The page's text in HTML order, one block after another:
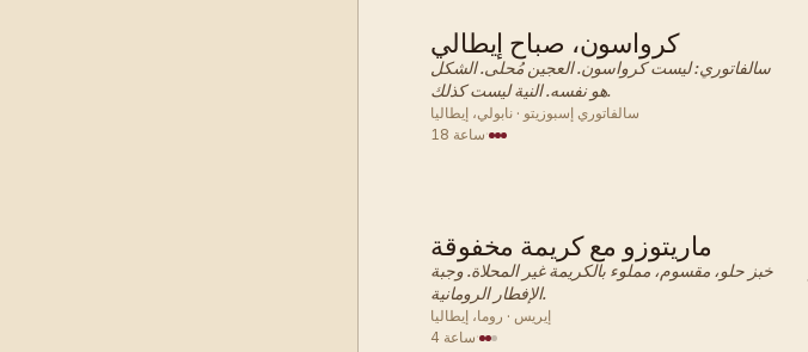
إيطالي · وجبة الإفطار
كرواسون، صباح إيطالي
سالفاتوري: ليست كرواسون. العجين مُحلى. الشكل
هو نفسه. النية ليست كذلك.
سالفاتوري إسبوزيتو · نابولي، إيطاليا
18 ساعة·
إيطالي · وجبة الإفطار
ماريتوزو مع كريمة مخفوقة
خبز حلو، مقسوم، مملوء بالكريمة غير المحلاة. وجبة
الإفطار الرومانية.
إيريس · روما، إيطاليا
4 ساعة·